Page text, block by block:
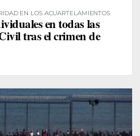
EN LOS ACUARTELAMIENTOS
en todas las
tras el crimen de